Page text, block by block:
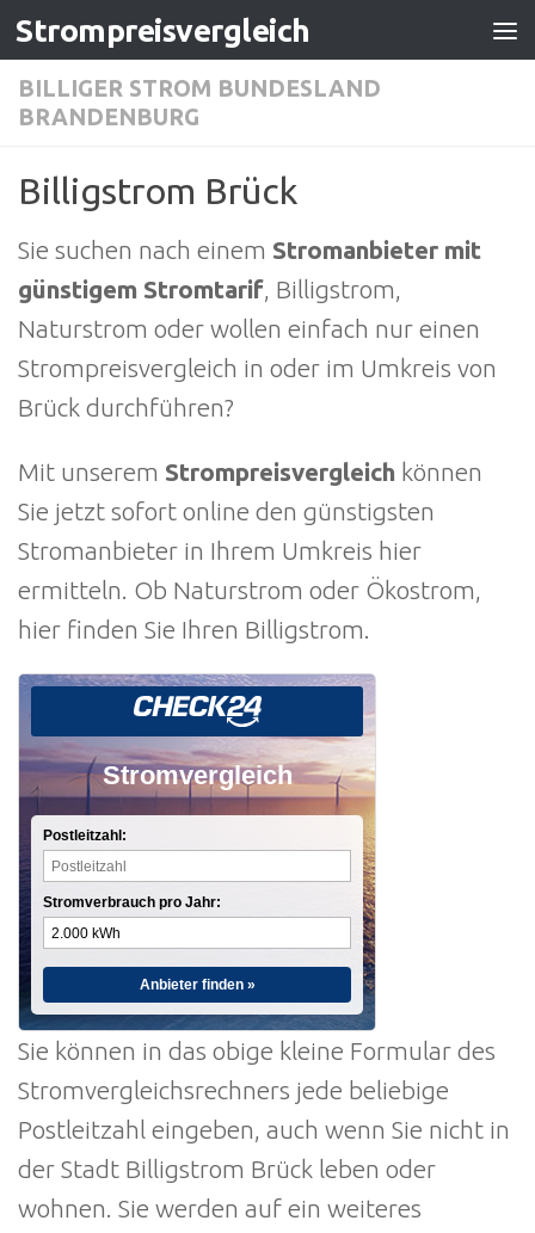
Zum Inhalt springen
Strompreisvergleich
BILLIGER STROM BUNDESLAND
BRANDENBURG
Billigstrom Brück
Sie suchen nach einem Stromanbieter mit
günstigem Stromtarif, Billigstrom,
Naturstrom oder wollen einfach nur einen
Strompreisvergleich in oder im Umkreis von
Brück durchführen?
Mit unserem Strompreisvergleich können
Sie jetzt sofort online den günstigsten
Stromanbieter in Ihrem Umkreis hier
ermitteln. Ob Naturstrom oder Ökostrom,
hier finden Sie Ihren Billigstrom.
Stromvergleich
Postleitzahl:
Stromverbrauch pro Jahr:
Anbieter finden »
Sie können in das obige kleine Formular des
Stromvergleichsrechners jede beliebige
Postleitzahl eingeben, auch wenn Sie nicht in
der Stadt Billigstrom Brück leben oder
wohnen. Sie werden auf ein weiteres